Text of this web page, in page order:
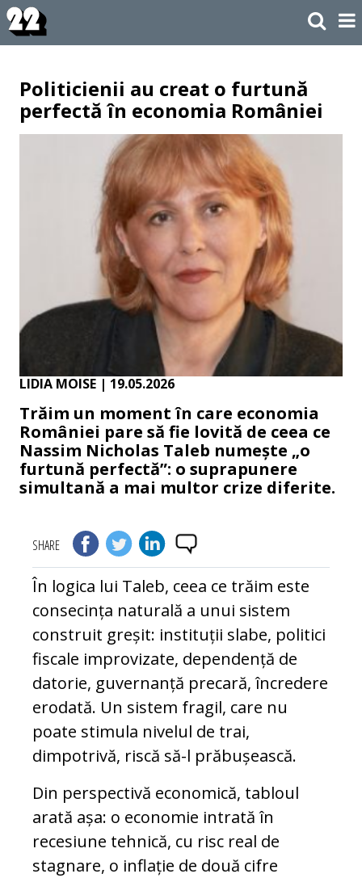
Politicienii au creat o furtună
perfectă în economia României
LIDIA MOISE | 19.05.2026
Trăim un moment în care economia
României pare să fie lovită de ceea ce
Nassim Nicholas Taleb numește „o
furtună perfectă”: o suprapunere
simultană a mai multor crize diferite.
SHARE
În logica lui Taleb, ceea ce trăim este
consecința naturală a unui sistem
construit greșit: instituții slabe, politici
fiscale improvizate, dependență de
datorie, guvernanță precară, încredere
erodată. Un sistem fragil, care nu
poate stimula nivelul de trai,
dimpotrivă, riscă să-l prăbușească.
Din perspectivă economică, tabloul
arată așa: o economie intrată în
recesiune tehnică, cu risc real de
stagnare, o inflație de două cifre